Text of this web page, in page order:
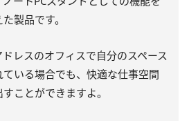
製品です。
ドレスのオフィスで自分のスペース
ている場合でも、快適な仕事空間
ことができますよ。